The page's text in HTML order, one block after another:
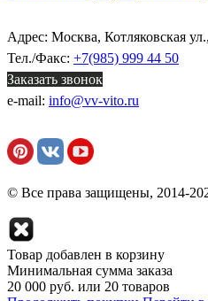
Адрес: Москва, Котляковская
Тел./Факс: +7(985) 999 44 50
Заказать звонок
e-mail: info@vv-vito.ru
© Все права защищены, 2014-
Товар добавлен в корзину
Минимальная сумма заказа
20 000 руб. или 20 товаров